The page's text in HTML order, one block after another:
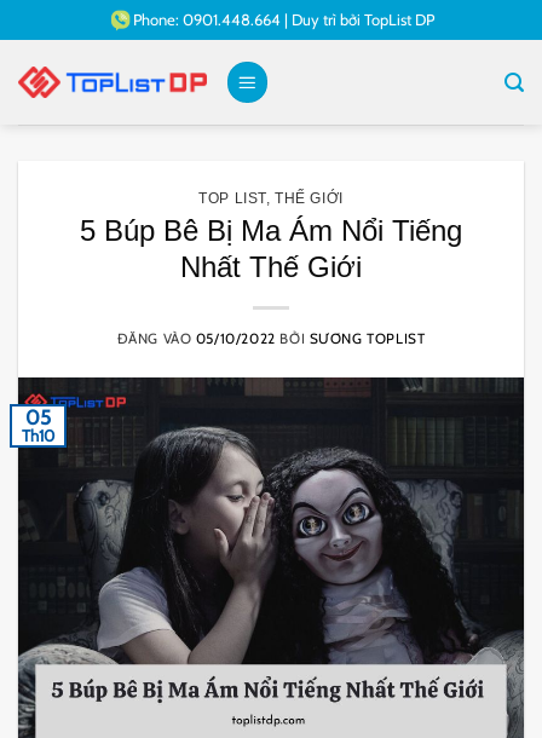
qua
nội
Phone: 0901.448.664| Duy trì bởi TopList DP
TOP LIST,THẾ GIỚI
5 Búp Bê Bị Ma Ám Nổi Tiếng
Nhất Thế Giới
ĐĂNG VÀO 05/10/2022 BỞI SƯƠNG TOPLIST
05
Th10